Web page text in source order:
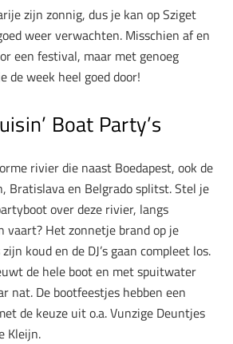
zijn zonnig, dus je kan op Sziget
weer verwachten. Misschien af en
een festival, maar met genoeg
de week heel goed door!
Boat Party’s
rivier die naast Boedapest, ook de
Bratislava en Belgrado splitst. Stel je
over deze rivier, langs
vaart? Het zonnetje brand op je
koud en de DJ’s gaan compleet los.
de hele boot en met spuitwater
nat. De bootfeestjes hebben een
de keuze uit o.a. Vunzige Deuntjes
Kleijn.